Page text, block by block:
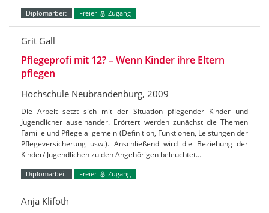
Diplomarbeit Freier Zugang
Grit Gall
Pflegeprofi mit 12? – Wenn Kinder ihre Eltern
pflegen
Hochschule Neubrandenburg, 2009
Die Arbeit setzt sich mit der Situation pflegender Kinder und
Jugendlicher auseinander. Erörtert werden zunächst die Themen
Familie und Pflege allgemein (Definition, Funktionen, Leistungen der
Pflegeversicherung usw.). Anschließend wird die Beziehung der
Kinder/ Jugendlichen zu den Angehörigen beleuchtet…
Diplomarbeit Freier Zugang
Anja Klifoth